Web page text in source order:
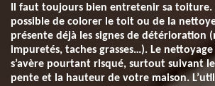
Il faut toujours bien entretenir sa toiture.
possible de colorer le toit ou de la
présente déjà les signes de détérioration
impuretés, taches grasses…). Le
s’avère pourtant risqué, surtout suivant
pente et la hauteur de votre maison.